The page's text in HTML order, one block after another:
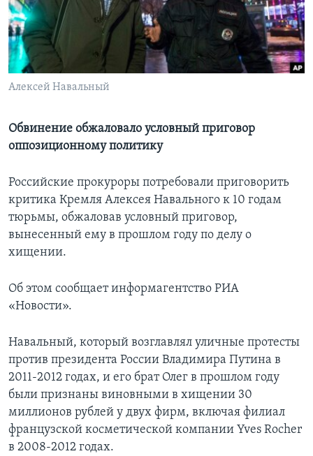
Learning English
СОЦИАЛЬНЫЕ СЕТИ
Языки
Алексей Навальный
Обвинение обжаловало условный приговор
оппозиционному политику
Российские прокуроры потребовали приговорить
критика Кремля Алексея Навального к 10 годам
тюрьмы, обжаловав условный приговор,
вынесенный ему в прошлом году по делу о
хищении.
Об этом сообщает информагентство РИА
«Новости».
Навальный, который возглавлял уличные протесты
против президента России Владимира Путина в
2011-2012 годах, и его брат Олег в прошлом году
были признаны виновными в хищении 30
миллионов рублей у двух фирм, включая филиал
французской косметической компании Yves Rocher
в 2008-2012 годах.